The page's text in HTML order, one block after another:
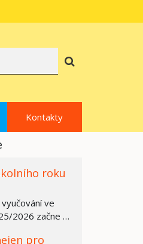
Kontakty
roku
ve
2026 začne ve
pro